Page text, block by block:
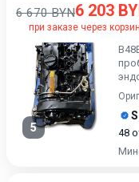
6 670 BYN6 203
при заказе через
5
48